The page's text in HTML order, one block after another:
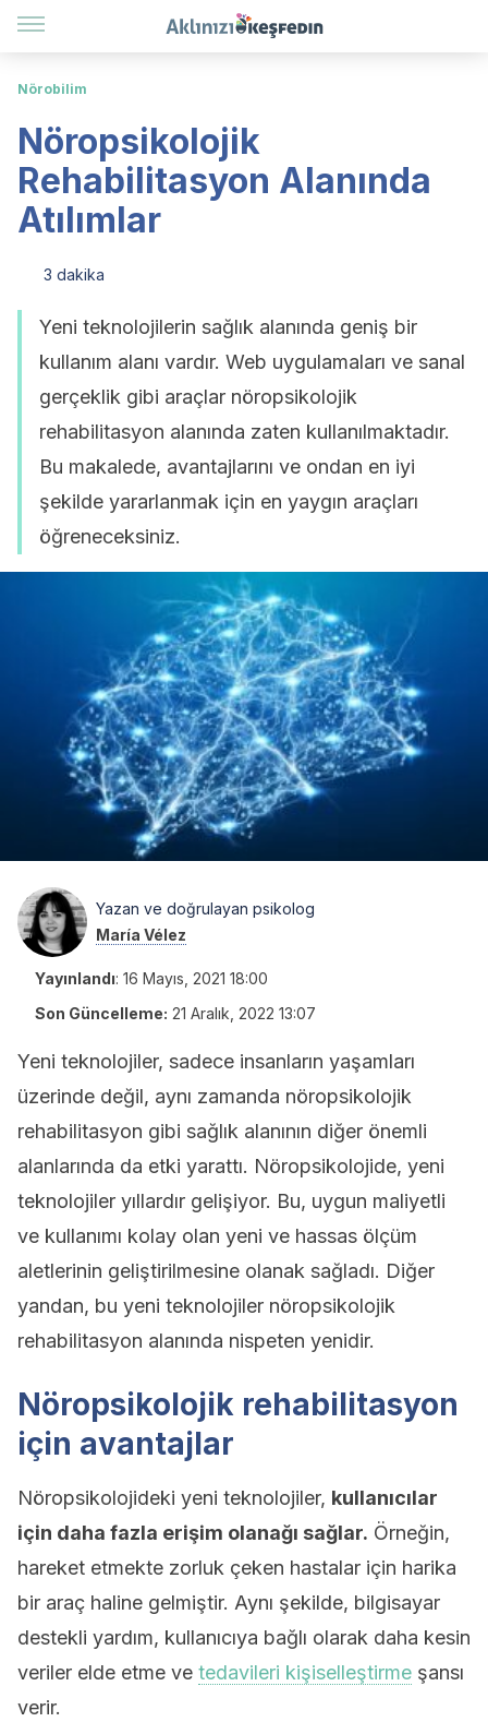
Nörobilim
Nöropsikolojik
Rehabilitasyon Alanında
Atılımlar
3 dakika
Yeni teknolojilerin sağlık alanında geniş bir
kullanım alanı vardır. Web uygulamaları ve sanal
gerçeklik gibi araçlar nöropsikolojik
rehabilitasyon alanında zaten kullanılmaktadır.
Bu makalede, avantajlarını ve ondan en iyi
şekilde yararlanmak için en yaygın araçları
öğreneceksiniz.
Yazan ve doğrulayan psikolog
María Vélez
Yayınlandı: 16 Mayıs, 2021 18:00
Son Güncelleme: 21 Aralık, 2022 13:07
Yeni teknolojiler, sadece insanların yaşamları
üzerinde değil, aynı zamanda nöropsikolojik
rehabilitasyon gibi sağlık alanının diğer önemli
alanlarında da etki yarattı. Nöropsikolojide, yeni
teknolojiler yıllardır gelişiyor. Bu, uygun maliyetli
ve kullanımı kolay olan yeni ve hassas ölçüm
aletlerinin geliştirilmesine olanak sağladı. Diğer
yandan, bu yeni teknolojiler nöropsikolojik
rehabilitasyon alanında nispeten yenidir.
Nöropsikolojik rehabilitasyon
için avantajlar
Nöropsikolojideki yeni teknolojiler, kullanıcılar
için daha fazla erişim olanağı sağlar. Örneğin,
hareket etmekte zorluk çeken hastalar için harika
bir araç haline gelmiştir. Aynı şekilde, bilgisayar
destekli yardım, kullanıcıya bağlı olarak daha kesin
veriler elde etme ve tedavileri kişiselleştirme şansı
verir.